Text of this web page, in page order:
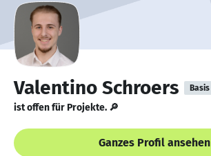
Valentino Schroers Basis
ist offen für Projekte. 🔎
Ganzes Profil ansehen